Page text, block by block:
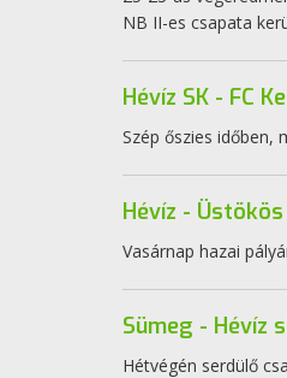
NB II-es csapata
Hévíz SK - FC
Szép őszies időben,
Hévíz -
Vasárnap hazai
Sümeg - Hévíz
Hétvégén serdülő